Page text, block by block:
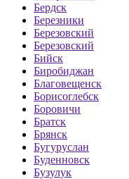
Бердск
Березники
Березовский
Березовский
Бийск
Биробиджан
Благовещенск
Борисоглебск
Боровичи
Братск
Брянск
Бугуруслан
Буденновск
Бузулук